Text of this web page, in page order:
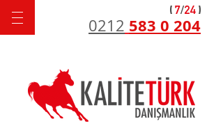
0212 583 0 204